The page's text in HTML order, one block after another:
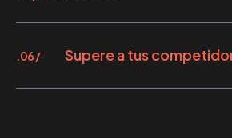
.06 / Supere a tus